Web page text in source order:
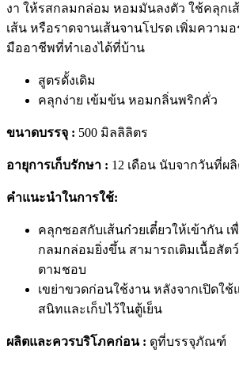
งา ให้รสกลมกล่อม หอมมันลงตัว ใช้คลุกเ
เส้น หรือราดจานเส้นจานโปรด เพิ่มความอ
มืออาชีพที่ทำเองได้ที่บ้าน
สูตรดั้งเดิม
คลุกง่าย เข้มข้น หอมกลิ่นพริกคั่ว
ขนาดบรรจุ : 500 มิลลิลิตร
อายุการเก็บรักษา : 12 เดือน นับจากวันที่ผ
คำแนะนำในการใช้:
คลุกซอสกับเส้นก๋วยเตี๋ยวให้เข้ากัน เ
กลมกล่อมยิ่งขึ้น สามารถเติมเนื้อสัต
ตามชอบ
เขย่าขวดก่อนใช้งาน หลังจากเปิดใช้
สนิทและเก็บไว้ในตู้เย็น
ผลิตและควรบริโภคก่อน : ดูที่บรรจุภัณฑ์